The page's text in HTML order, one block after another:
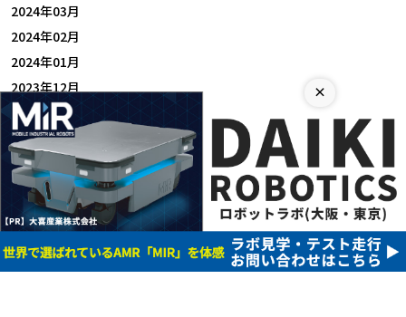
×
2024年03月
2024年02月
2024年01月
2023年12月
2023年11月
2023年10月
2023年09月
ホー
ム
プライバシーポリシ
ー
運営者情
報
サイトマッ
プ